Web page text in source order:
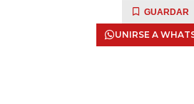
GUARDAR
UNIRSE A